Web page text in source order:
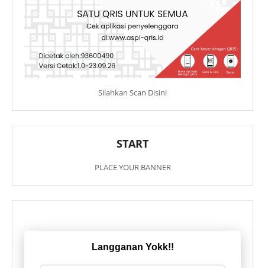
Silahkan Scan Disini
START
PLACE YOUR BANNER
Langganan Yokk!!